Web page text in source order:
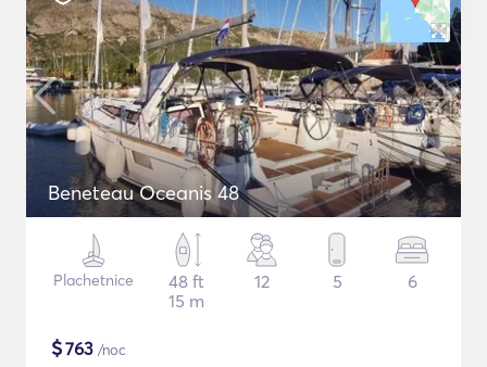
Beneteau Oceanis 48
Plachetnice
48 ft
15 m
12 5 6
$763 /noc